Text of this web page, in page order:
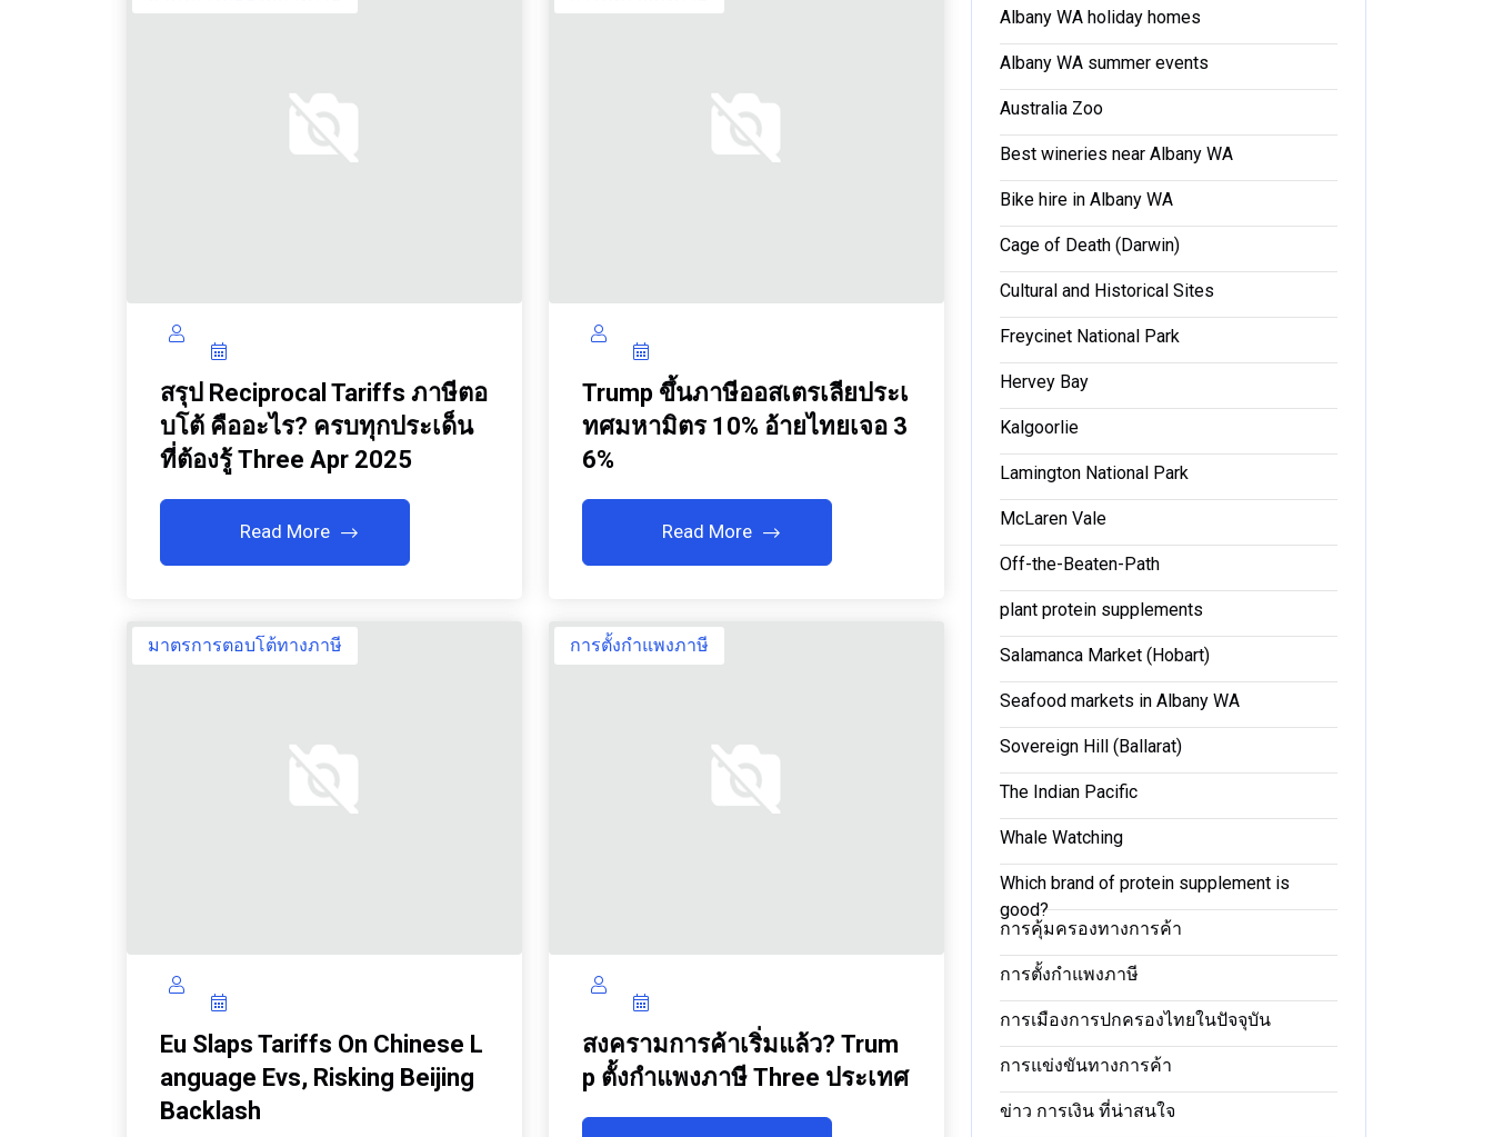
สรุป Reciprocal Tariffs ภาษีตอ
บโต้ คืออะไร? ครบทุกประเด็น
ที่ต้องรู้ Three Apr 2025
Read More
Trump ขึ้นภาษีออสเตรเลียประเ
ทศมหามิตร 10% อ้ายไทยเจอ 3
6%
Read More
มาตรการตอบโต้ทางภาษี
Eu Slaps Tariffs On Chinese L
Anguage Evs, Risking Beijing
Backlash
การตั้งกำแพงภาษี
สงครามการค้าเริ่มแล้ว? Trum
P ตั้งกำแพงภาษี Three ประเทศ
Albany WA holiday homes
Albany WA summer events
Australia Zoo
Best wineries near Albany WA
Bike hire in Albany WA
Cage of Death (Darwin)
Cultural and Historical Sites
Freycinet National Park
Hervey Bay
Kalgoorlie
Lamington National Park
McLaren Vale
Off-the-Beaten-Path
plant protein supplements
Salamanca Market (Hobart)
Seafood markets in Albany WA
Sovereign Hill (Ballarat)
The Indian Pacific
Whale Watching
Which brand of protein supplement is
good?
การคุ้มครองทางการค้า
การตั้งกำแพงภาษี
การเมืองการปกครองไทยในปัจจุบัน
การแข่งขันทางการค้า
ข่าว การเงิน ที่น่าสนใจ